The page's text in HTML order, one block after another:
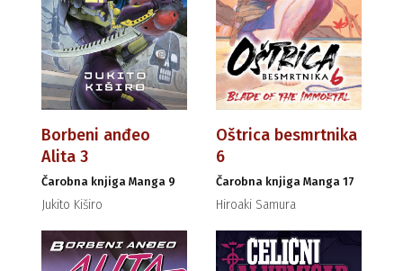
Borbeni anđeo
Alita 3
Čarobna knjiga Manga 9
Jukito Kiširo
Oštrica besmrtnika
6
Čarobna knjiga Manga 17
Hiroaki Samura